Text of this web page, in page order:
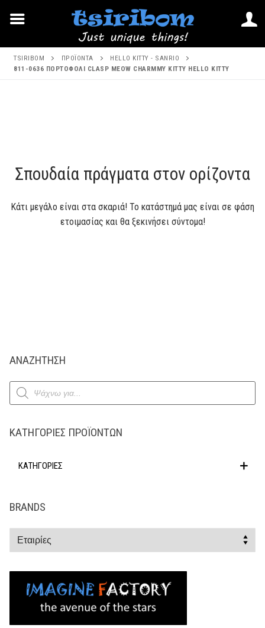
Μετάβαση
TSIRIBOM ΠΡΟΪΌΝΤΑ
HELLO KITTY - SANRIO
811-0636 ΠΟΡΤΟΦΟΛΙ CLASP MEOW CHARMMY KITTY HELLO KITTY
Σπουδαία πράγματα στον ορίζοντα
Κάτι μεγάλο είναι στα σκαριά! Το κατάστημά μας είναι σε φάση
ετοιμασίας και θα ξεκινήσει σύντομα!
ΑΝΑΖΗΤΗΣΗ
Products
search
ΚΑΤΗΓΟΡΊΕΣ ΠΡΟΪΌΝΤΩΝ
ΚΑΤΗΓΟΡΙΕΣ
BRANDS